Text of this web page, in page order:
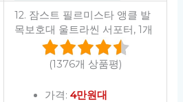
12. 잠스트 필르미스타 앵클 발
목보호대 울트라씬 서포터, 1개
(1376개 상품평)
가격: 4만원대